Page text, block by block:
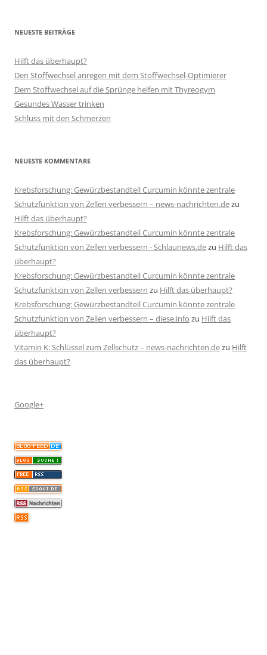
NEUESTE BEITRÄGE
Hilft das überhaupt?
Den Stoffwechsel anregen mit dem Stoffwechsel-Optimierer
Dem Stoffwechsel auf die Sprünge helfen mit Thyreogym
Gesundes Wasser trinken
Schluss mit den Schmerzen
NEUESTE KOMMENTARE
Krebsforschung: Gewürzbestandteil Curcumin könnte zentrale
Schutzfunktion von Zellen verbessern – news-nachrichten.dezu
Hilft das überhaupt?
Krebsforschung: Gewürzbestandteil Curcumin könnte zentrale
Schutzfunktion von Zellen verbessern - Schlaunews.dezu Hilft das
überhaupt?
Krebsforschung: Gewürzbestandteil Curcumin könnte zentrale
Schutzfunktion von Zellen verbessern zu Hilft das überhaupt?
Krebsforschung: Gewürzbestandteil Curcumin könnte zentrale
Schutzfunktion von Zellen verbessern – diese.info zu Hilft das
überhaupt?
Vitamin K: Schlüssel zum Zellschutz – news-nachrichten.dezu Hilft
das überhaupt?
Google+